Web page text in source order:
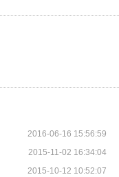
2016-06-16 15:56:59
2015-11-02 16:34:04
2015-10-12 10:52:07